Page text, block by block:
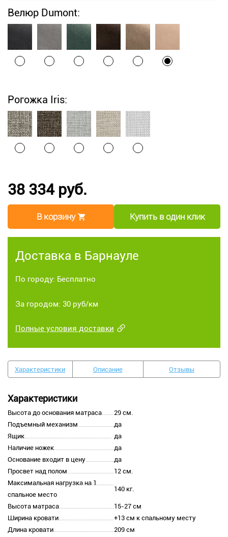
Велюр Dumont:
Рогожка Iris:
38 334 руб.
В корзину Купить в один клик
Доставка в Барнауле
По городу: Бесплатно
За городом: 30 руб/км
Полные условия доставки
Характеристики Описание Отзывы
Характеристики
Высота до основания матраса
29 см.
Подъемный механизм
да
Ящик
да
Наличие ножек
да
Основание входит в цену
да
Просвет над полом
12 см.
Максимальная нагрузка на 1
спальное место
140 кг.
Высота матраса
15-27 см
Ширина кровати
+13 см к спальному месту
Длина кровати
209 см